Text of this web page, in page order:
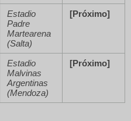
Estadio
Padre
Martearena
(Salta)
[Próximo]
Estadio
Malvinas
Argentinas
(Mendoza)
[Próximo]